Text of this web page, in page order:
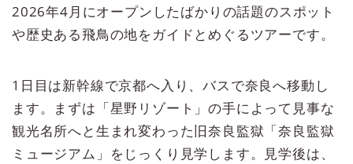
2026年4月にオープンしたばかりの話題のスポット
や歴史ある飛鳥の地をガイドとめぐるツアーです。
1日目は新幹線で京都へ入り、バスで奈良へ移動し
ます。まずは「星野リゾート」の手によって見事な
観光名所へと生まれ変わった旧奈良監獄「奈良監獄
ミュージアム」をじっくり見学します。見学後は、